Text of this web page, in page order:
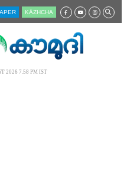
KĀZHCHA
2026 7.58 PM IST